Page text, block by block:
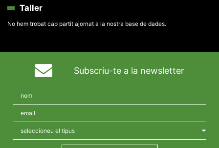
Taller
No hem trobat cap partit ajornat a la nostra base de dades.
Subscriu-te a la newsletter